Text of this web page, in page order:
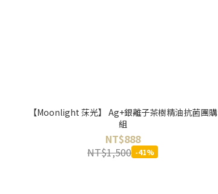
【Moonlight 莯光】 Ag+銀離子茶樹精油抗菌團購
組
NT$888
NT$1,500 -41%